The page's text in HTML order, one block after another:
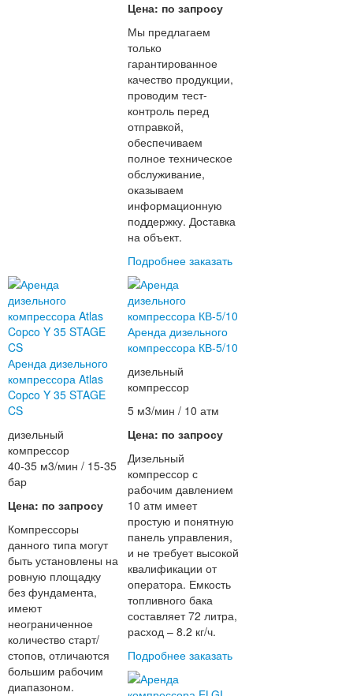
Цена: по запросу
Мы предлагаем
только
гарантированное
качество продукции,
проводим тест-
контроль перед
отправкой,
обеспечиваем
полное техническое
обслуживание,
оказываем
информационную
поддержку. Доставка
на объект.
Подробнее заказать
Аренда дизельного
компрессора Atlas
Copco Y 35 STAGE
CS
дизельный
компрессор
40-35 м3/мин / 15-35
бар
Цена: по запросу
Компрессоры
данного типа могут
быть установлены на
ровную площадку
без фундамента,
имеют
неограниченное
количество старт/
стопов, отличаются
большим рабочим
диапазоном.
Аренда дизельного
компрессора КВ-5/10
дизельный
компрессор
5 м3/мин / 10 атм
Цена: по запросу
Дизельный
компрессор с
рабочим давлением
10 атм имеет
простую и понятную
панель управления,
и не требует высокой
квалификации от
оператора. Емкость
топливного бака
составляет 72 литра,
расход – 8.2 кг/ч.
Подробнее заказать